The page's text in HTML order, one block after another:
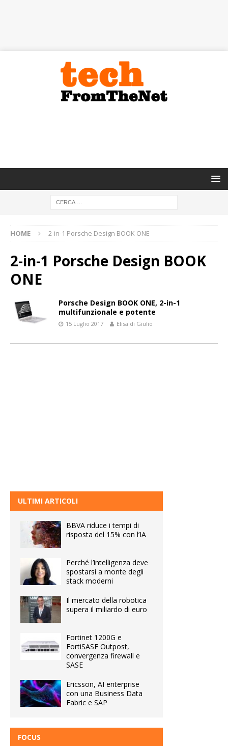
HOME 2-in-1 Porsche Design BOOK ONE
2-in-1 Porsche Design BOOK
ONE
Porsche Design BOOK ONE, 2-in-1
multifunzionale e potente
15 Luglio 2017 Elisa di Giulio
ULTIMI ARTICOLI
BBVA riduce i tempi di
risposta del 15% con l’IA
Perché l’intelligenza deve
spostarsi a monte degli
stack moderni
Il mercato della robotica
supera il miliardo di euro
Fortinet 1200G e
FortiSASE Outpost,
convergenza firewall e
SASE
Ericsson, AI enterprise
con una Business Data
Fabric e SAP
FOCUS